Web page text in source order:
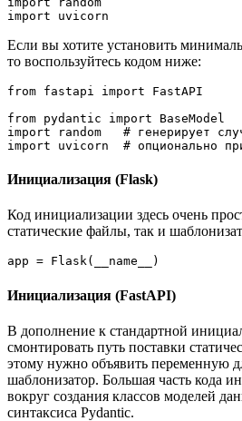
import uvicorn
Если вы хотите установить
то воспользуйтесь кодом ниже:
from fastapi import FastAPI
from pydantic import BaseModel
import random   # генерирует
import uvicorn  # опционально
Инициализация (Flask)
Код инициализации здесь очень
статические файлы, так и
app = Flask(__name__)
Инициализация (FastAPI)
В дополнение к стандартной
смонтировать путь поставки
этому нужно объявить переменную
шаблонизатор. Большая часть кода
вокруг создания классов моделей
синтаксиса Pydantic.